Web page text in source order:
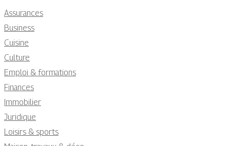
Assurances
Business
Cuisine
Culture
Emploi & formations
Finances
Immobilier
Juridique
Loisirs & sports